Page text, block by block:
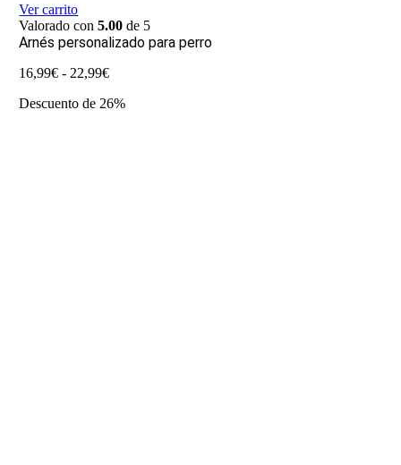
Ver carrito
Valorado con5.00 de 5
Arnés personalizado para perro
16,99€ - 22,99€Rango
precios:
Descuento de 26%